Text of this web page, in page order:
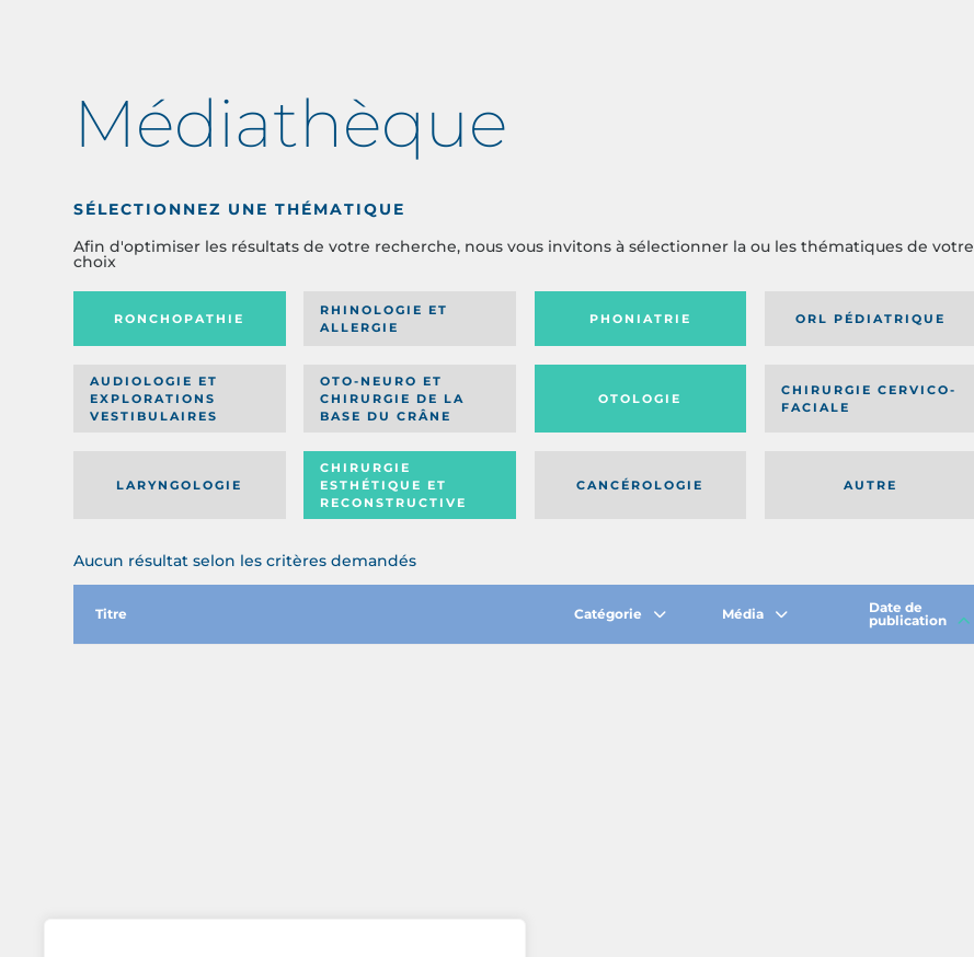
Médiathèque
SÉLECTIONNEZ UNE THÉMATIQUE
Afin d'optimiser les résultats de votre recherche, nous vous invitons à sélectionner la ou les thématiques de votre
choix
RONCHOPATHIE
RHINOLOGIE ET
ALLERGIE
PHONIATRIE ORL PÉDIATRIQUE
AUDIOLOGIE ET
EXPLORATIONS
VESTIBULAIRES
OTO-NEURO ET
CHIRURGIE DE LA
BASE DU CRÂNE
OTOLOGIE
CHIRURGIE CERVICO-
FACIALE
AUTRE
LARYNGOLOGIE
CHIRURGIE
ESTHÉTIQUE ET
RECONSTRUCTIVE
CANCÉROLOGIE
Aucun résultat selon les critères demandés
Titre Catégorie Média
Date de
publication